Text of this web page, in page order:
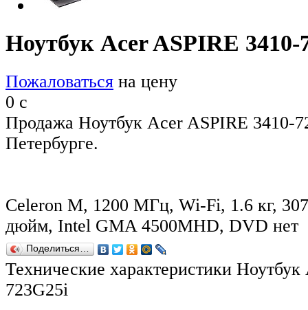
Ноутбук Acer ASPIRE 3410-
Пожаловаться на цену
0 c
Продажа Ноутбук Acer ASPIRE 3410-
Петербурге.
Celeron M, 1200 МГц, Wi-Fi, 1.6 кг,
дюйм, Intel GMA 4500MHD, DVD нет
Поделиться…
Технические характеристики
723G25i